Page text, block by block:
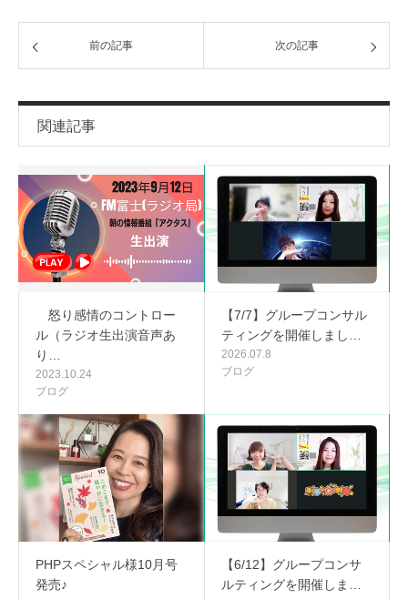
前の記事 次の記事
関連記事
怒り感情のコントロー
ル（ラジオ生出演音声あ
り…
2023.10.24
ブログ
【7/7】グループコンサル
ティングを開催しまし…
2026.07.8
ブログ
PHPスペシャル様10月号
発売♪
【6/12】グループコンサ
ルティングを開催しま…